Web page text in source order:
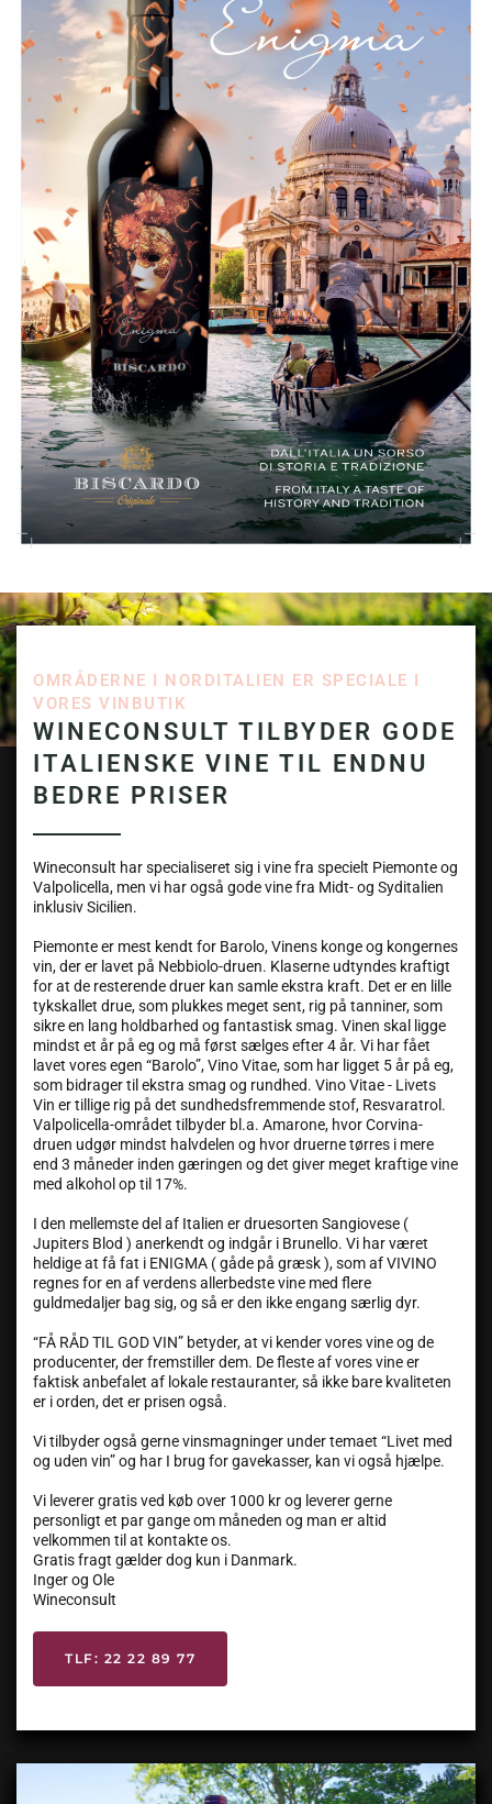
OMRÅDERNE I NORDITALIEN ER SPECIALE I
VORES VINBUTIK
WINECONSULT TILBYDER GODE
ITALIENSKE VINE TIL ENDNU
BEDRE PRISER
Wineconsult har specialiseret sig i vine fra specielt Piemonte og
Valpolicella, men vi har også gode vine fra Midt- og Syditalien
inklusiv Sicilien.
Piemonte er mest kendt for Barolo, Vinens konge og kongernes
vin, der er lavet på Nebbiolo-druen. Klaserne udtyndes kraftigt
for at de resterende druer kan samle ekstra kraft. Det er en lille
tykskallet drue, som plukkes meget sent, rig på tanniner, som
sikre en lang holdbarhed og fantastisk smag. Vinen skal ligge
mindst et år på eg og må først sælges efter 4 år. Vi har fået
lavet vores egen “Barolo”, Vino Vitae, som har ligget 5 år på eg,
som bidrager til ekstra smag og rundhed. Vino Vitae - Livets
Vin er tillige rig på det sundhedsfremmende stof, Resvaratrol.
Valpolicella-området tilbyder bl.a. Amarone, hvor Corvina-
druen udgør mindst halvdelen og hvor druerne tørres i mere
end 3 måneder inden gæringen og det giver meget kraftige vine
med alkohol op til 17%.
I den mellemste del af Italien er druesorten Sangiovese (
Jupiters Blod ) anerkendt og indgår i Brunello. Vi har været
heldige at få fat i ENIGMA ( gåde på græsk ), som af VIVINO
regnes for en af verdens allerbedste vine med flere
guldmedaljer bag sig, og så er den ikke engang særlig dyr.
“FÅ RÅD TIL GOD VIN” betyder, at vi kender vores vine og de
producenter, der fremstiller dem. De fleste af vores vine er
faktisk anbefalet af lokale restauranter, så ikke bare kvaliteten
er i orden, det er prisen også.
Vi tilbyder også gerne vinsmagninger under temaet “Livet med
og uden vin” og har I brug for gavekasser, kan vi også hjælpe.
Vi leverer gratis ved køb over 1000 kr og leverer gerne
personligt et par gange om måneden og man er altid
velkommen til at kontakte os.
Gratis fragt gælder dog kun i Danmark.
Inger og Ole
Wineconsult
TLF: 22 22 89 77